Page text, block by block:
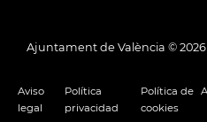
Ajuntament de València © 2026
Aviso
legal
Política
privacidad
Política de
cookies